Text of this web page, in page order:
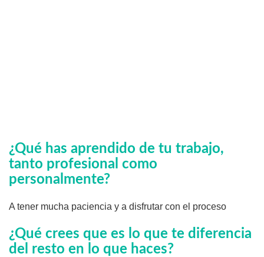
¿Qué has aprendido de tu trabajo,
tanto profesional como
personalmente?
A tener mucha paciencia y a disfrutar con el proceso
¿Qué crees que es lo que te diferencia
del resto en lo que haces?